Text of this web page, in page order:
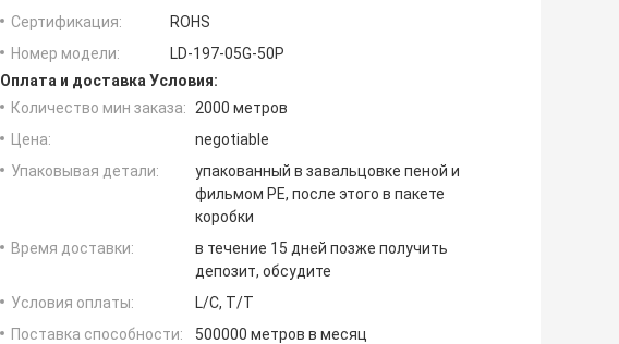
Сертификация:
ROHS
Номер модели:
LD-197-05G-50P
Оплата и доставка Условия:
Количество мин заказа:
2000 метров
Цена:
negotiable
Упаковывая детали:
упакованный в завальцовке пеной и
фильмом PE, после этого в пакете
коробки
Время доставки:
в течение 15 дней позже получить
депозит, обсудите
Условия оплаты:
L/C, T/T
Поставка способности:
500000 метров в месяц